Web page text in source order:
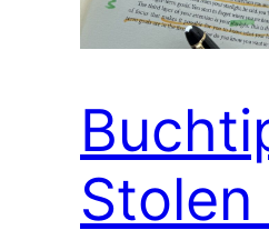
Stolen